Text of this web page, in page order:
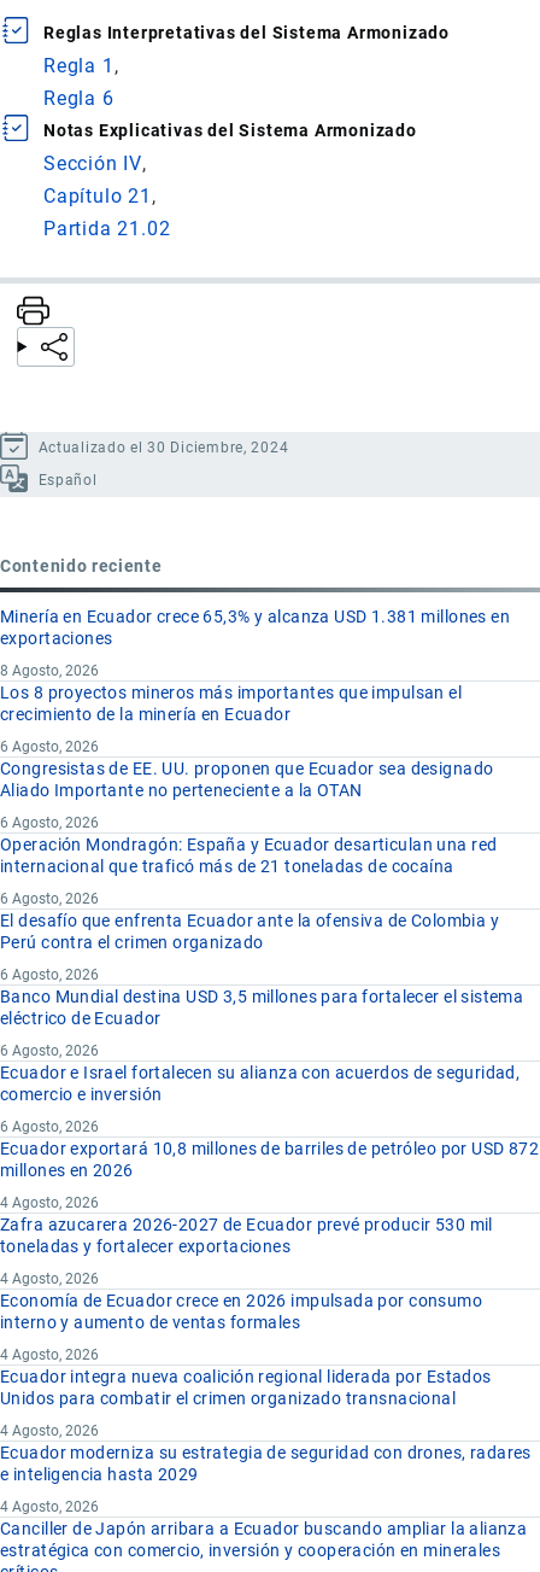
Reglas Interpretativas del Sistema Armonizado
Regla 1
Regla 6
Notas Explicativas del Sistema Armonizado
Sección IV
Capítulo 21
Partida 21.02
Actualizado el 30 Diciembre, 2024
Español
Contenido reciente
Minería en Ecuador crece 65,3% y alcanza USD 1.381 millones en
exportaciones
8 Agosto, 2026
Los 8 proyectos mineros más importantes que impulsan el
crecimiento de la minería en Ecuador
6 Agosto, 2026
Congresistas de EE. UU. proponen que Ecuador sea designado
Aliado Importante no perteneciente a la OTAN
6 Agosto, 2026
Operación Mondragón: España y Ecuador desarticulan una red
internacional que traficó más de 21 toneladas de cocaína
6 Agosto, 2026
El desafío que enfrenta Ecuador ante la ofensiva de Colombia y
Perú contra el crimen organizado
6 Agosto, 2026
Banco Mundial destina USD 3,5 millones para fortalecer el sistema
eléctrico de Ecuador
6 Agosto, 2026
Ecuador e Israel fortalecen su alianza con acuerdos de seguridad,
comercio e inversión
6 Agosto, 2026
Ecuador exportará 10,8 millones de barriles de petróleo por USD 872
millones en 2026
4 Agosto, 2026
Zafra azucarera 2026-2027 de Ecuador prevé producir 530 mil
toneladas y fortalecer exportaciones
4 Agosto, 2026
Economía de Ecuador crece en 2026 impulsada por consumo
interno y aumento de ventas formales
4 Agosto, 2026
Ecuador integra nueva coalición regional liderada por Estados
Unidos para combatir el crimen organizado transnacional
4 Agosto, 2026
Ecuador moderniza su estrategia de seguridad con drones, radares
e inteligencia hasta 2029
4 Agosto, 2026
Canciller de Japón arribara a Ecuador buscando ampliar la alianza
estratégica con comercio, inversión y cooperación en minerales